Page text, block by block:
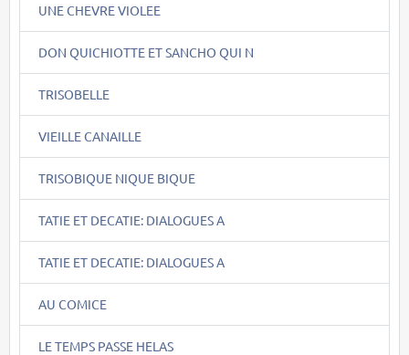
UNE CHEVRE VIOLEE
DON QUICHIOTTE ET SANCHO QUI N
TRISOBELLE
VIEILLE CANAILLE
TRISOBIQUE NIQUE BIQUE
TATIE ET DECATIE: DIALOGUES A
TATIE ET DECATIE: DIALOGUES A
AU COMICE
LE TEMPS PASSE HELAS